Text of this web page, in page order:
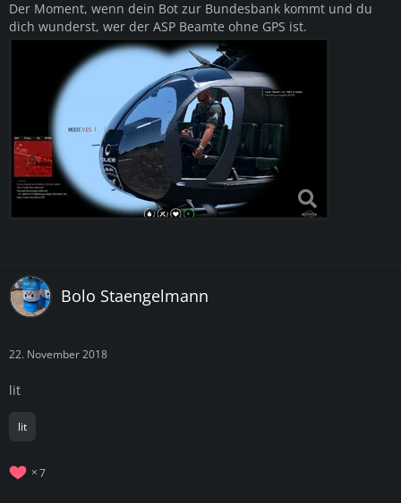
Der Moment, wenn dein Bot zur Bundesbank kommt und du
dich wunderst, wer der ASP Beamte ohne GPS ist.
Bolo Staengelmann
22. November 2018
lit
lit
7